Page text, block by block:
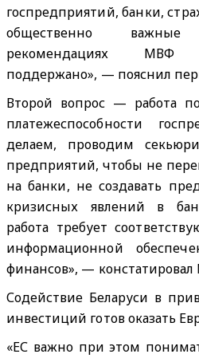
госпредприятий, банки,
общественно
рекомендациях МВФ
поддержано», — пояснил
Второй вопрос — работа
платежеспособности
делаем, проводим
предприятий, чтобы не
на банки, не создавать
кризисных явлений в
работа требует
информационной
финансов», —
Содействие Беларуси в
инвестиций готов оказать
«ЕС важно при этом